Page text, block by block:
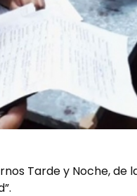
Tarde y Noche,